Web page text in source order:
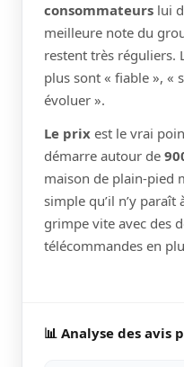
consommateurs lui
meilleure note du
restent très réguliers.
plus sont « fiable », «
évoluer ».
Le prix est le vrai
démarre autour de
maison de plain-pied
simple qu’il n’y paraît
grimpe vite avec des
télécommandes en
📊 Analyse des avis